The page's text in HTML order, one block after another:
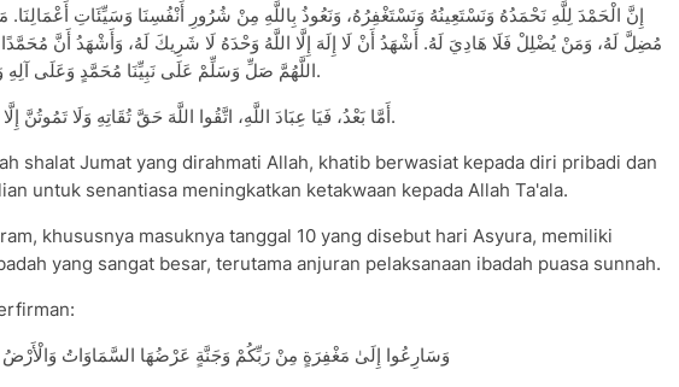
إِنَّ الْحَمْدَ لِلَّهِ نَحْمَدُهُ وَنَسْتَعِينُهُ وَنَسْتَغْفِرُهُ، وَنَعُوذُ بِاللَّهِ مِنْ شُرُورِ أَنْفُسِنَا وَسَيِّئَاتِ أَعْمَالِنَا.
مُضِلَّ لَهُ، وَمَنْ يُضْلِلْ فَلَا هَادِيَ لَهُ. أَشْهَدُ أَنْ لَا إِلَهَ إِلَّا اللَّهُ وَحْدَهُ لَا شَرِيكَ لَهُ، وَأَشْهَدُ أَنَّ
اللَّهُمَّ صَلِّ وَسَلِّمْ عَلَى نَبِيِّنَا مُحَمَّدٍ وَعَلَى آلِهِ وَصَحْبِهِ أَجْمَعِيْنَ.
أَمَّا بَعْدُ، فَيَا عِبَادَ اللَّهِ، اتَّقُوا اللَّهَ حَقَّ تُقَاتِهِ وَلَا تَمُوتُنَّ إِلَّا وَأَنْتُمْ مُسْلِمُونَ.
shalat Jumat yang dirahmati Allah, khatib berwasiat kepada diri pribadi dan
untuk senantiasa meningkatkan ketakwaan kepada Allah Ta'ala.
khususnya masuknya tanggal 10 yang disebut hari Asyura, memiliki
yang sangat besar, terutama anjuran pelaksanaan ibadah puasa sunnah.
وَسَارِعُوا إِلَىٰ مَغْفِرَةٍ مِنْ رَبِّكُمْ وَجَنَّةٍ عَرْضُهَا السَّمَاوَاتُ